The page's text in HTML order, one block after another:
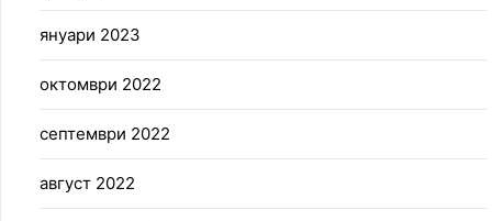
януари 2023
октомври 2022
септември 2022
август 2022